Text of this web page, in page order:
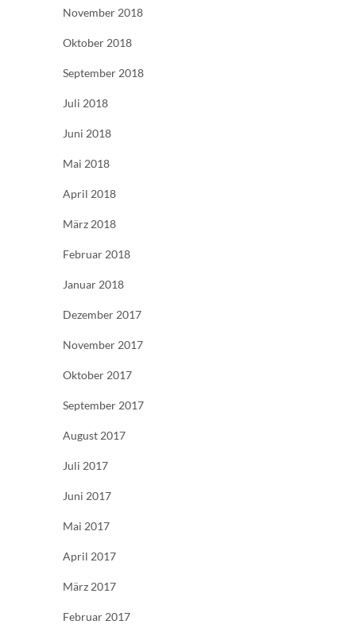
November 2018
Oktober 2018
September 2018
Juli 2018
Juni 2018
Mai 2018
April 2018
März 2018
Februar 2018
Januar 2018
Dezember 2017
November 2017
Oktober 2017
September 2017
August 2017
Juli 2017
Juni 2017
Mai 2017
April 2017
März 2017
Februar 2017